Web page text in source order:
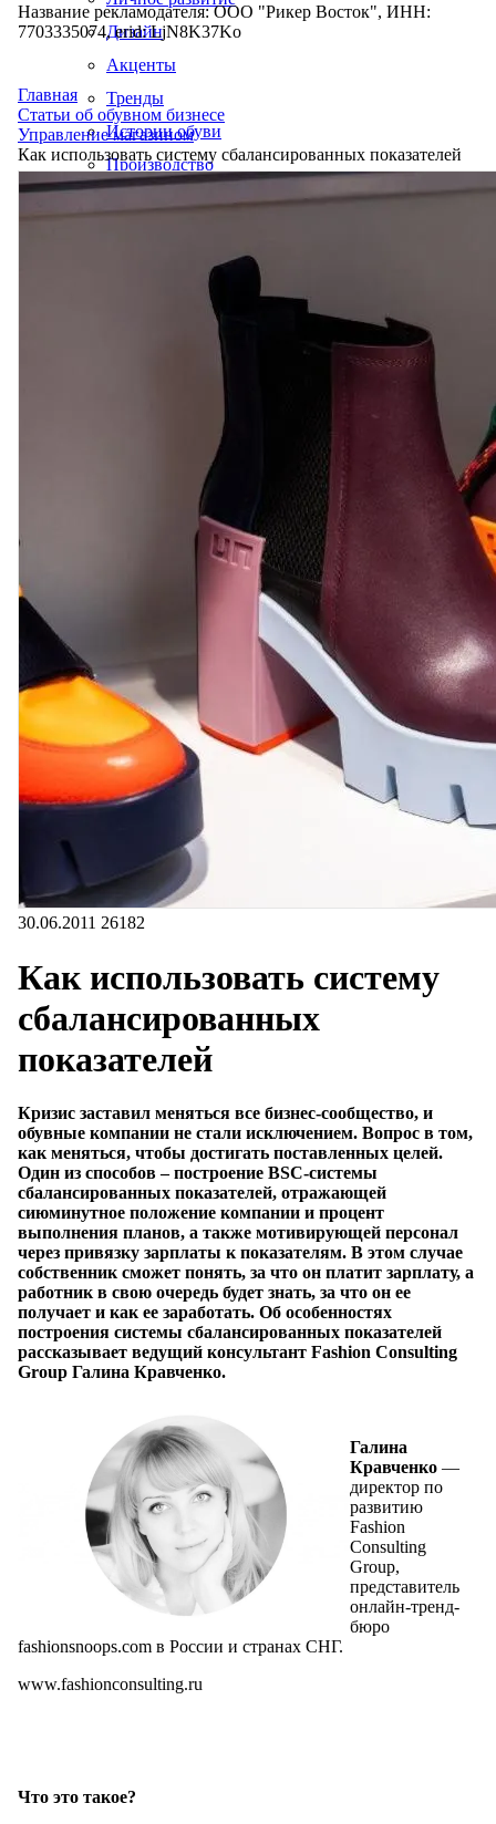
Дизайн
Акценты
Тренды
Истории обуви
Производство
Название рекламодателя: ООО "Рикер Восток", ИНН:
7703335074, erid: LjN8K37Ko
Главная
Статьи об обувном бизнесе
Управление магазином
Как использовать систему сбалансированных показателей
30.06.2011 26182
Как использовать систему
сбалансированных
показателей
Кризис заставил меняться все бизнес-сообщество, и
обувные компании не стали исключением. Вопрос в том,
как меняться, чтобы достигать поставленных целей.
Один из способов – построение BSC-системы
сбалансированных показателей, отражающей
сиюминутное положение компании и процент
выполнения планов, а также мотивирующей персонал
через привязку зарплаты к показателям. В этом случае
собственник сможет понять, за что он платит зарплату, а
работник в свою очередь будет знать, за что он ее
получает и как ее заработать. Об особенностях
построения системы сбалансированных показателей
рассказывает ведущий консультант Fashion Consulting
Group Галина Кравченко.
Галина
Кравченко —
директор по
развитию
Fashion
Consulting
Group,
представитель
онлайн-тренд-
бюро
fashionsnoops.com в России и странах СНГ.
www.fashionconsulting.ru
Что это такое?